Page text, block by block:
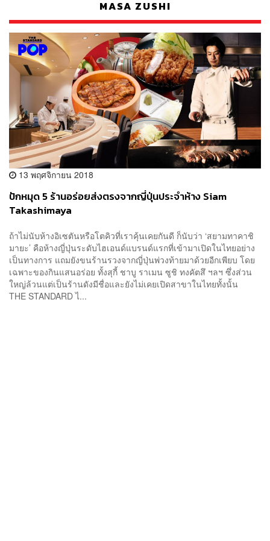
MASA ZUSHI
13 พฤศจิกายน 2018
ปักหมุด 5 ร้านอร่อยส่งตรงจากญี่ปุ่นประจำห้าง Siam
Takashimaya
ถ้าไม่นับห้างอิเซตันหรือโตคิวที่เราคุ้นเคยกันดี ก็นับว่า ‘สยามทาคาชิ
มายะ’ คือห้างญี่ปุ่นระดับไฮเอนด์แบรนด์แรกที่เข้ามาเปิดในไทยอย่าง
เป็นทางการ แถมยังขนร้านรวงจากญี่ปุ่นพ่วงท้ายมาด้วยอีกเพียบ โดย
เฉพาะของกินแสนอร่อย ทั้งสุกี้ ชาบู ราเมน ซูชิ ทงคัตสึ ฯลฯ ซึ่งส่วน
ใหญ่ล้วนแต่เป็นร้านดังมีชื่อและยังไม่เคยเปิดสาขาในไทยทั้งนั้น
THE STANDARD ไ...